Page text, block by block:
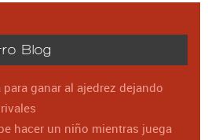
Blog
ganar al ajedrez dejando
hacer un niño mientras juega